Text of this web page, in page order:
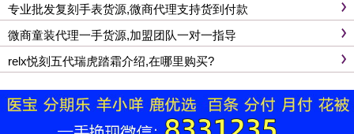
专业批发复刻手表货源,微商代理支持货到付款
微商童装代理一手货源,加盟团队一对一指导
relx悦刻五代瑞虎踏霜介绍,在哪里购买?